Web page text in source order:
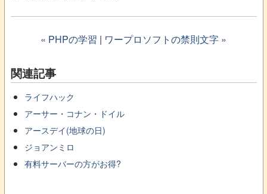
« PHPの学習 | ワープロソフトの禁則文字 »
関連記事
ライフハック
アーサー・コナン・ドイル
アースデイ(地球の日)
ジョアンミロ
有料サーバーの方がお得?